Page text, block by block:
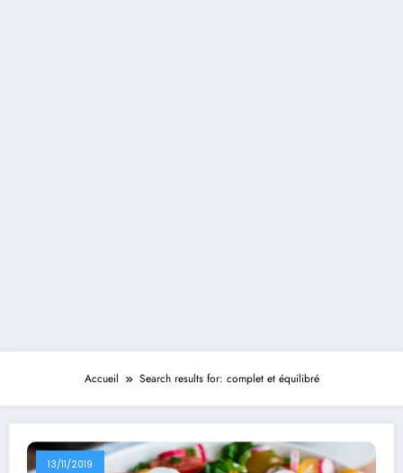
Accueil Search results for: complet et équilibré
13/11/2019